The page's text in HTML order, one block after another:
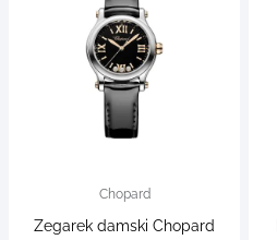
Chopard
Zegarek damski Chopard